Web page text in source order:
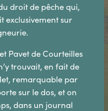
droit de pêche qui,
exclusivement sur
Pavet de Courteilles
trouvait, en fait de
remarquable par
sur le dos, et on
dans un journal